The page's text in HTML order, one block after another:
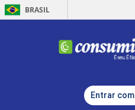
BRASIL
Entrar com